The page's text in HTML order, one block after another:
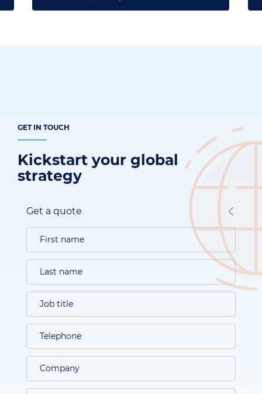
GET IN TOUCH
Kickstart your global
strategy
Get a quote